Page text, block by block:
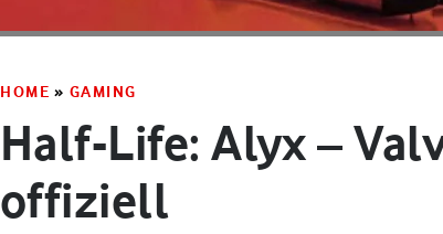
HOME » GAMING
Half-Life: Alyx –
offiziell